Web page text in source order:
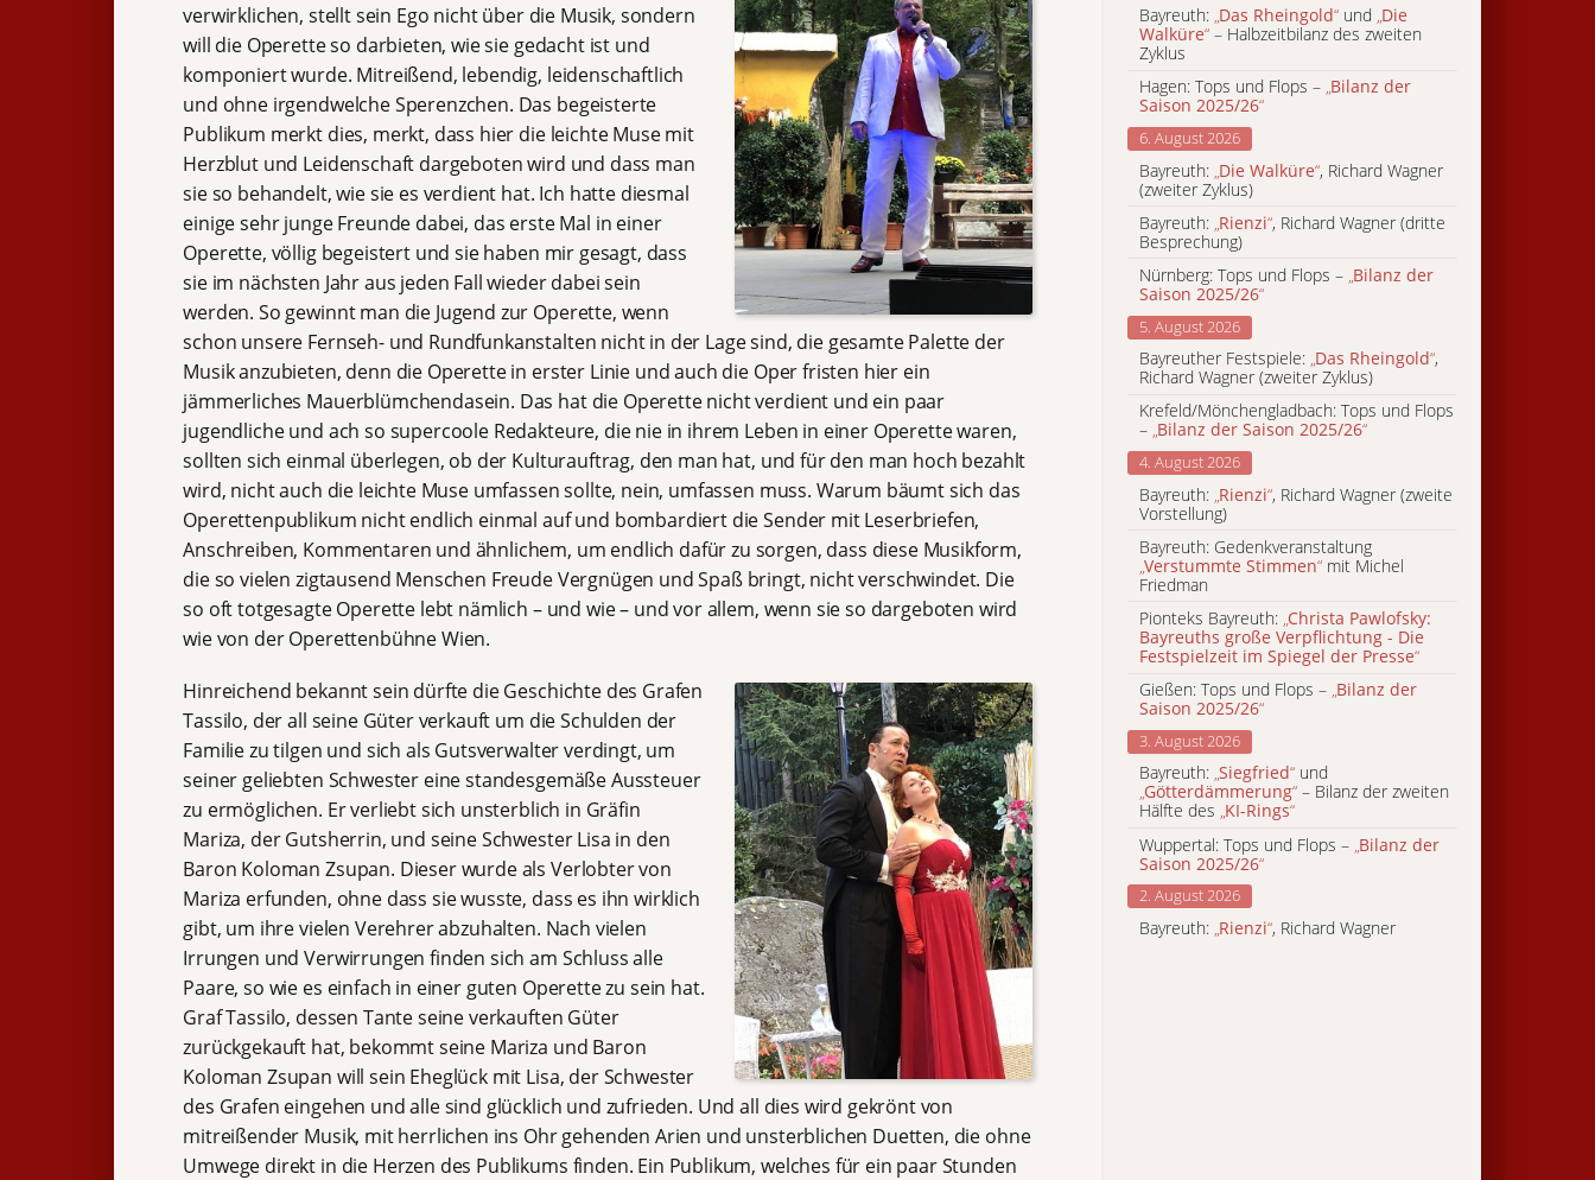
verwirklichen, stellt sein Ego nicht über die Musik, sondern
will die Operette so darbieten, wie sie gedacht ist und
komponiert wurde. Mitreißend, lebendig, leidenschaftlich
und ohne irgendwelche Sperenzchen. Das begeisterte
Publikum merkt dies, merkt, dass hier die leichte Muse mit
Herzblut und Leidenschaft dargeboten wird und dass man
sie so behandelt, wie sie es verdient hat. Ich hatte diesmal
einige sehr junge Freunde dabei, das erste Mal in einer
Operette, völlig begeistert und sie haben mir gesagt, dass
sie im nächsten Jahr aus jeden Fall wieder dabei sein
werden. So gewinnt man die Jugend zur Operette, wenn
schon unsere Fernseh- und Rundfunkanstalten nicht in der Lage sind, die gesamte Palette der
Musik anzubieten, denn die Operette in erster Linie und auch die Oper fristen hier ein
jämmerliches Mauerblümchendasein. Das hat die Operette nicht verdient und ein paar
jugendliche und ach so supercoole Redakteure, die nie in ihrem Leben in einer Operette waren,
sollten sich einmal überlegen, ob der Kulturauftrag, den man hat, und für den man hoch bezahlt
wird, nicht auch die leichte Muse umfassen sollte, nein, umfassen muss. Warum bäumt sich das
Operettenpublikum nicht endlich einmal auf und bombardiert die Sender mit Leserbriefen,
Anschreiben, Kommentaren und ähnlichem, um endlich dafür zu sorgen, dass diese Musikform,
die so vielen zigtausend Menschen Freude Vergnügen und Spaß bringt, nicht verschwindet. Die
so oft totgesagte Operette lebt nämlich – und wie – und vor allem, wenn sie so dargeboten wird
wie von der Operettenbühne Wien.
Hinreichend bekannt sein dürfte die Geschichte des Grafen
Tassilo, der all seine Güter verkauft um die Schulden der
Familie zu tilgen und sich als Gutsverwalter verdingt, um
seiner geliebten Schwester eine standesgemäße Aussteuer
zu ermöglichen. Er verliebt sich unsterblich in Gräfin
Mariza, der Gutsherrin, und seine Schwester Lisa in den
Baron Koloman Zsupan. Dieser wurde als Verlobter von
Mariza erfunden, ohne dass sie wusste, dass es ihn wirklich
gibt, um ihre vielen Verehrer abzuhalten. Nach vielen
Irrungen und Verwirrungen finden sich am Schluss alle
Paare, so wie es einfach in einer guten Operette zu sein hat.
Graf Tassilo, dessen Tante seine verkauften Güter
zurückgekauft hat, bekommt seine Mariza und Baron
Koloman Zsupan will sein Eheglück mit Lisa, der Schwester
des Grafen eingehen und alle sind glücklich und zufrieden. Und all dies wird gekrönt von
mitreißender Musik, mit herrlichen ins Ohr gehenden Arien und unsterblichen Duetten, die ohne
Umwege direkt in die Herzen des Publikums finden. Ein Publikum, welches für ein paar Stunden
Bayreuth: „Das Rheingold“ und „Die
Walküre“ – Halbzeitbilanz des zweiten
Zyklus
Hagen: Tops und Flops – „Bilanz der
Saison 2025/26“
6. August 2026
Bayreuth: Die Walküre“, Richard Wagner
(zweiter Zyklus)
Bayreuth: „Rienzi“, Richard Wagner (dritte
Besprechung)
Nürnberg: Tops und Flops – „Bilanz der
Saison 2025/26“
5. August 2026
Bayreuther Festspiele: „Das Rheingold“,
Richard Wagner (zweiter Zyklus)
Krefeld/Mönchengladbach: Tops und Flops
– „Bilanz der Saison 2025/26“
4. August 2026
Bayreuth: Rienzi“, Richard Wagner (zweite
Vorstellung)
Bayreuth: Gedenkveranstaltung
„Verstummte Stimmen“ mit Michel
Friedman
Pionteks Bayreuth: „Christa Pawlofsky:
Bayreuths große Verpflichtung - Die
Festspielzeit im Spiegel der Presse“
Gießen: Tops und Flops – „Bilanz der
Saison 2025/26“
3. August 2026
Bayreuth: „Siegfried“ und
„Götterdämmerung“ – Bilanz der zweiten
Hälfte des „KI-Rings“
Wuppertal: Tops und Flops – Bilanz der
Saison 2025/26“
2. August 2026
Bayreuth: Rienzi“, Richard Wagner